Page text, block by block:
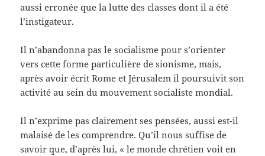
aussi erronée que la lutte des classes dont il a été
l’instigateur.
Il n’abandonna pas le socialisme pour s’orienter
vers cette forme particulière de sionisme, mais,
après avoir écrit Rome et Jérusalem il poursuivit son
activité au sein du mouvement socialiste mondial.
Il n’exprime pas clairement ses pensées, aussi est-il
malaisé de les comprendre. Qu’il nous suffise de
savoir que, d’après lui, « le monde chrétien voit en